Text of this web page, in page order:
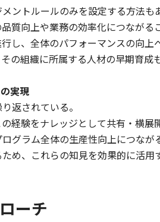
ントルールのみを設定する方法
質向上や業務の効率化につながる
し、全体のパフォーマンスの向上
の組織に所属する人材の早期育成
実現
返されている。
経験をナレッジとして共有・横展
グラム全体の生産性向上につなが
め、これらの知見を効果的に活用
ーチ